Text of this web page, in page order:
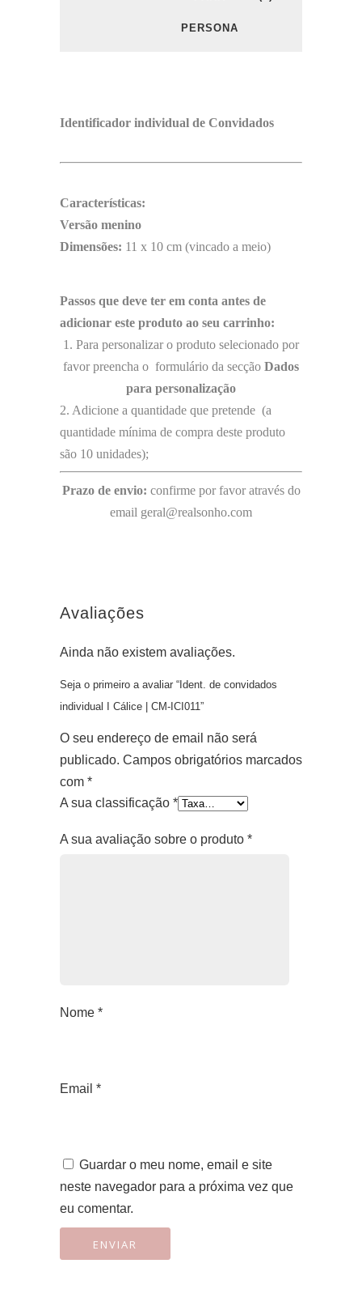
PERSONALIZAÇÃO
Identificador individual de Convidados
Características:
Versão menino
Dimensões: 11 x 10 cm (vincado a meio)
Passos que deve ter em conta antes de
adicionar este produto ao seu carrinho:
1. Para personalizar o produto selecionado por
favor preencha o formulário da secção Dados
para personalização
2. Adicione a quantidade que pretende (a
quantidade mínima de compra deste produto
são 10 unidades);
Prazo de envio: confirme por favor através do
email geral@realsonho.com
Avaliações
Ainda não existem avaliações.
Seja o primeiro a avaliar “Ident. de convidados
individual I Cálice | CM-ICI011”
O seu endereço de email não será
publicado. Campos obrigatórios marcados
com *
A sua classificação *
A sua avaliação sobre o produto *
Nome *
Email *
Guardar o meu nome, email e site
neste navegador para a próxima vez que
eu comentar.